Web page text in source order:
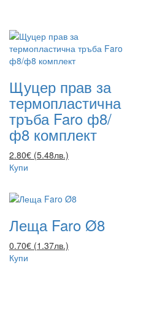
Щуцер прав за
термопластична
тръба Faro ф8/
ф8 комплект
2.80€ (5.48лв.)
Купи
Леща Faro Ø8
0.70€ (1.37лв.)
Купи